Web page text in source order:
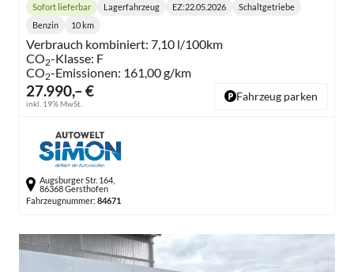
27.990,– €
inkl. 19% MwSt.
Lieferzeit:
Sofort lieferbar Lagerfahrzeug EZ:22.05.2026
Getriebe:
Schaltgetriebe
Kraftstoff:
Benzin
Kilometerstand:
10 km
Verbrauch kombiniert: 7,10 l/100km
CO2-Klasse: F
CO2-Emissionen: 161,00 g/km
Fahrzeug parken
Augsburger Str. 164,
86368 Gersthofen
Fahrzeugnummer: 84671